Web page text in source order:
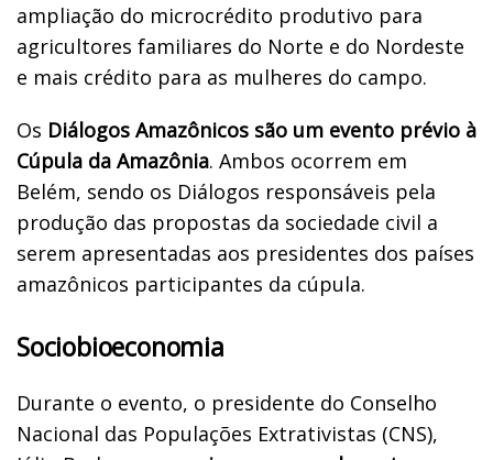
ampliação do microcrédito produtivo para
agricultores familiares do Norte e do Nordeste
e mais crédito para as mulheres do campo.
Os Diálogos Amazônicos são um evento prévio à
Cúpula da Amazônia. Ambos ocorrem em
Belém, sendo os Diálogos responsáveis pela
produção das propostas da sociedade civil a
serem apresentadas aos presidentes dos países
amazônicos participantes da cúpula.
Sociobioeconomia
Durante o evento, o presidente do Conselho
Nacional das Populações Extrativistas (CNS),